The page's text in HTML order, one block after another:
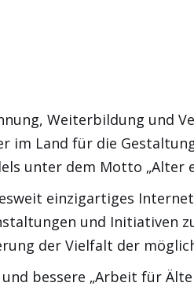
Weiterbildung und
im Land für die
unter dem Motto „Alter
einzigartiges
und Initiativen
der Vielfalt der
bessere „Arbeit für